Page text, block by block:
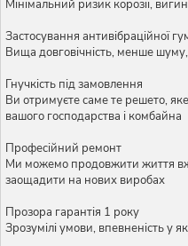
Мінімальний ризик корозії,
Застосування антивібраційної
Вища довговічність, менше
Гнучкість під замовлення
Ви отримуєте саме те решето,
вашого господарства і комбайна
Професійний ремонт
Ми можемо продовжити життя
заощадити на нових виробах
Прозора гарантія 1 року
Зрозумілі умови, впевненість у